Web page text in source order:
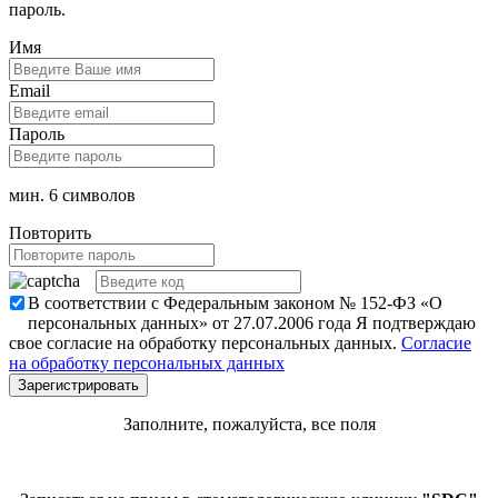
пароль.
Имя
Email
Пароль
мин. 6 символов
Повторить
В соответствии с Федеральным законом № 152-ФЗ «О
персональных данных» от 27.07.2006 года Я подтверждаю
свое согласие на обработку персональных данных. Согласие
на обработку персональных данных
Заполните, пожалуйста, все поля